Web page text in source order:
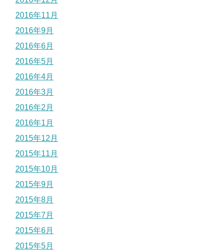
2016年11月
2016年9月
2016年6月
2016年5月
2016年4月
2016年3月
2016年2月
2016年1月
2015年12月
2015年11月
2015年10月
2015年9月
2015年8月
2015年7月
2015年6月
2015年5月